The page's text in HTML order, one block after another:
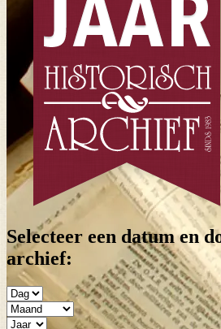
Selecteer een datum en
archief: